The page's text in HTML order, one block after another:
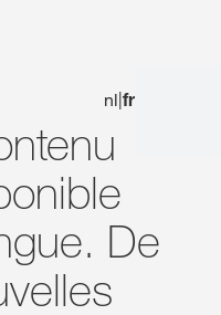
nl|fr
Belgique. Une page
cette page :
CETTE
CI
PLUS RIEN
De